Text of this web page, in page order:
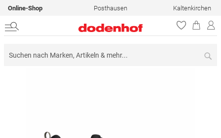
Online-Shop Posthausen Kaltenkirchen